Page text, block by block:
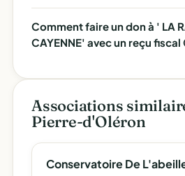
Comment faire un don à ' LA
CAYENNE' avec un reçu fiscal
Associations
Pierre-d'Oléron